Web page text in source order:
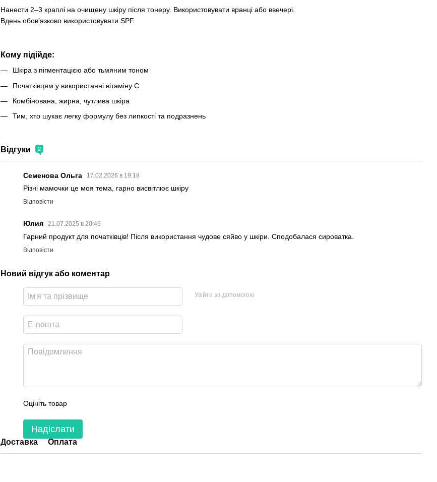
Нанести 2–3 краплі на очищену шкіру після тонеру. Використовувати вранці або ввечері.
Вдень обовʼязково використовувати SPF.
Кому підійде:
Шкіра з пігментацією або тьмяним тоном
Початківцям у використанні вітаміну С
Комбінована, жирна, чутлива шкіра
Тим, хто шукає легку формулу без липкості та подразнень
Відгуки 2
Семенова Ольга 17.02.2026 в 19:18
Різні мамочки це моя тема, гарно висвітлює шкіру
Відповісти
Юлия 21.07.2025 в 20:46
Гарний продукт для початківців! Після використання чудове сяйво у шкіри. Сподобалася сироватка.
Відповісти
Новий відгук або коментар
Увійти за допомогою
Оцініть товар
Надіслати
Доставка Оплата